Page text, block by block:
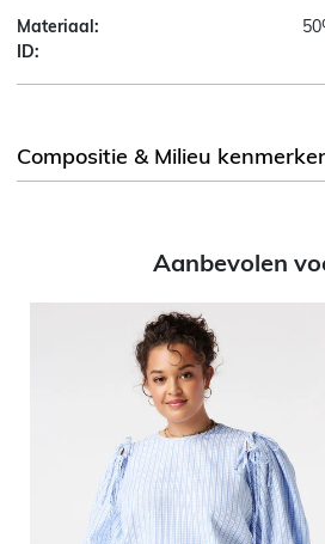
Materiaal:
ID:
Compositie & Milieu
Aanbevolen